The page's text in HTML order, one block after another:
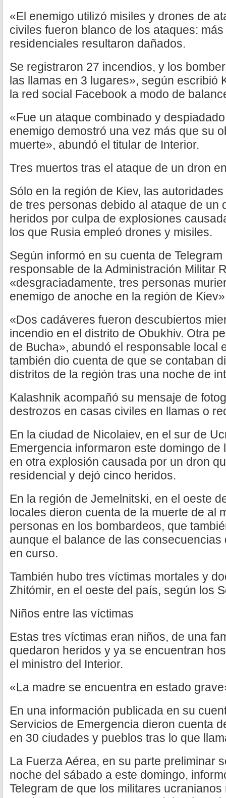
«El enemigo utilizó misiles y drones de
civiles fueron blanco de los ataques:
residenciales resultaron dañados.
Se registraron 27 incendios, y los
las llamas en 3 lugares», según escribió
la red social Facebook a modo de
«Fue un ataque combinado y
enemigo demostró una vez más que su
muerte», abundó el titular de Interior.
Tres muertos tras el ataque de un dron
Sólo en la región de Kiev, las
de tres personas debido al ataque de un
heridos por culpa de explosiones
los que Rusia empleó drones y misiles.
Según informó en su cuenta de
responsable de la Administración Militar
«desgraciadamente, tres personas
enemigo de anoche en la región de
«Dos cadáveres fueron descubiertos
incendio en el distrito de Obukhiv. Otra
de Bucha», abundó el responsable local
también dio cuenta de que se contaban
distritos de la región tras una noche de
Kalashnik acompañó su mensaje de
destrozos en casas civiles en llamas o
En la ciudad de Nicolaiev, en el sur de
Emergencia informaron este domingo
en otra explosión causada por un dron
residencial y dejó cinco heridos.
En la región de Jemelnitski, en el oeste
locales dieron cuenta de la muerte de al
personas en los bombardeos, que
aunque el balance de las
en curso.
También hubo tres víctimas mortales y
Zhitómir, en el oeste del país, según los
Niños entre las víctimas
Estas tres víctimas eran niños, de una
quedaron heridos y ya se encuentran
el ministro del Interior.
«La madre se encuentra en estado
En una información publicada en su
Servicios de Emergencia dieron cuenta
en 30 ciudades y pueblos tras lo que
La Fuerza Aérea, en su parte preliminar
noche del sábado a este domingo,
Telegram de que los militares